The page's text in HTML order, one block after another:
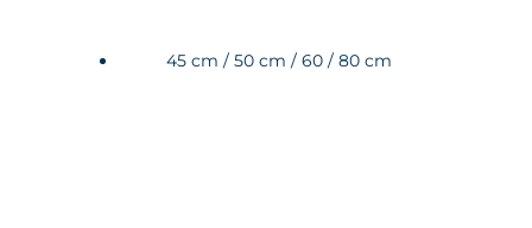
45 cm / 50 cm / 60 / 80 cm